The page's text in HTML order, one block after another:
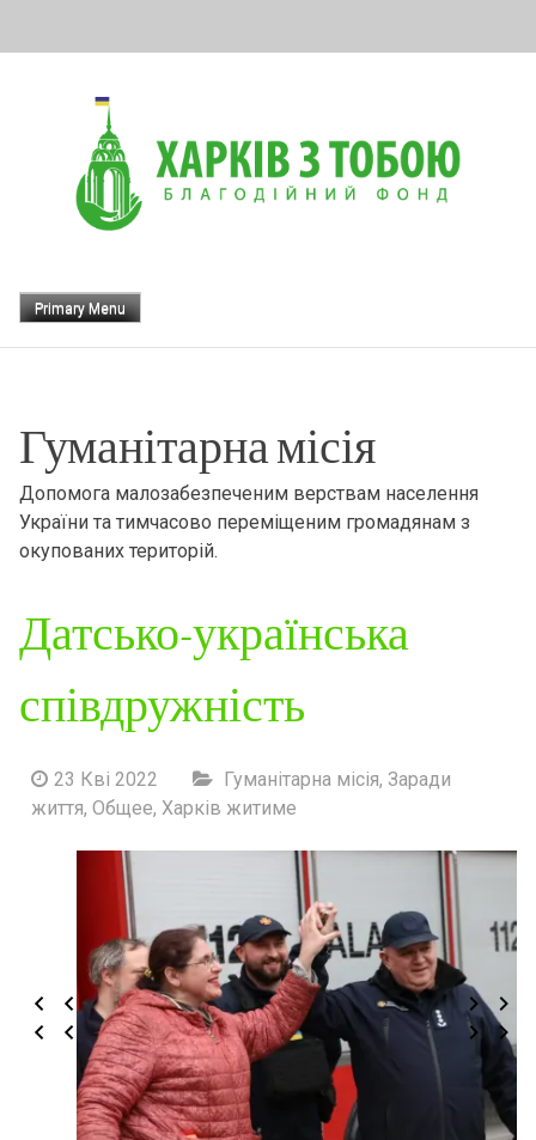
Primary Menu
Гуманітарна місія
Допомога малозабезпеченим верствам населення
України та тимчасово переміщеним громадянам з
окупованих територій.
Датсько-українська
співдружність
23 Кві 2022 Гуманітарна місія, Заради
життя, Общее, Харків житиме